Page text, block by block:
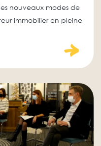
nouveaux modes de
immobilier en pleine